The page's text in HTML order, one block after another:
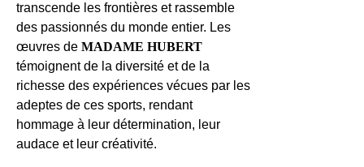
transcende les frontières et rassemble
des passionnés du monde entier. Les
œuvres de MADAME HUBERT
témoignent de la diversité et de la
richesse des expériences vécues par les
adeptes de ces sports, rendant
hommage à leur détermination, leur
audace et leur créativité.